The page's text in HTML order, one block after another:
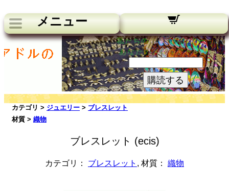
メニュー
私たちのニュースレター：
あなたのメールアドレス:
購読する
カテゴリ > ジュエリー > ブレスレット
材質 > 織物
ブレスレット (ecis)
カテゴリ： ブレスレット , 材質： 織物